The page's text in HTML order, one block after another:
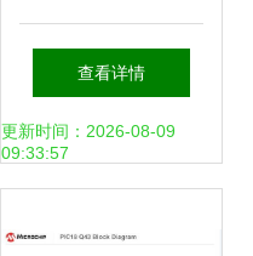
代开发工具，加速
边缘嵌入式视觉设
查看详情
更新时间：2026-08-09
09:33:57